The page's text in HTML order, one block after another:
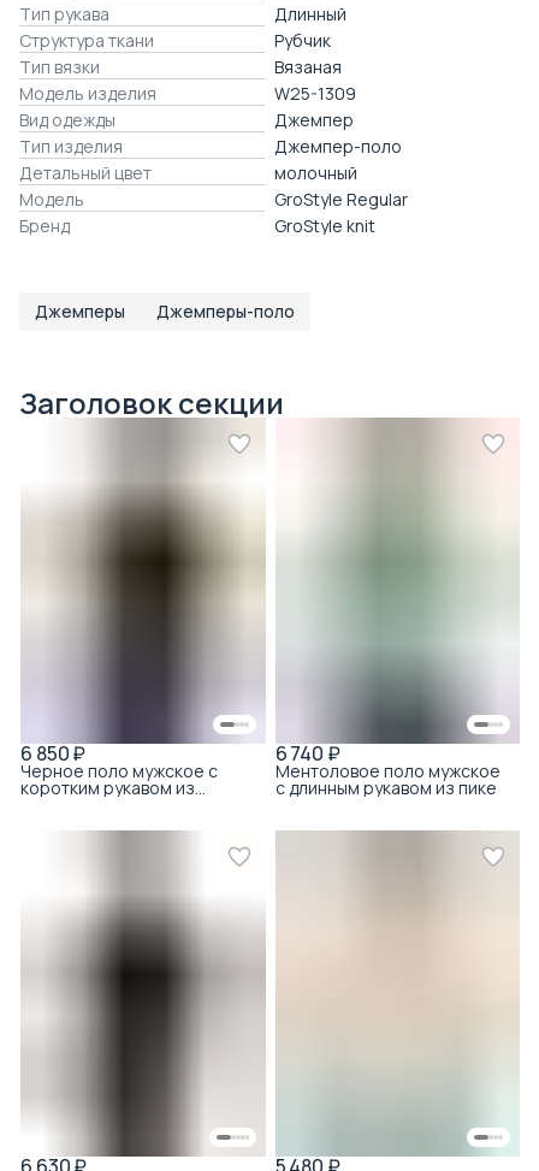
Тип рукава
Длинный
Структура ткани
Рубчик
Тип вязки
Вязаная
Модель изделия
W25-1309
Вид одежды
Джемпер
Тип изделия
Джемпер-поло
Детальный цвет
молочный
Модель
GroStyle Regular
Бренд
GroStyle knit
Джемперы Джемперы-поло
Заголовок секции
6 850 ₽
Черное поло мужское с
коротким рукавом из
тенсела с хлопком
6 740 ₽
Ментоловое поло мужское
с длинным рукавом из пике